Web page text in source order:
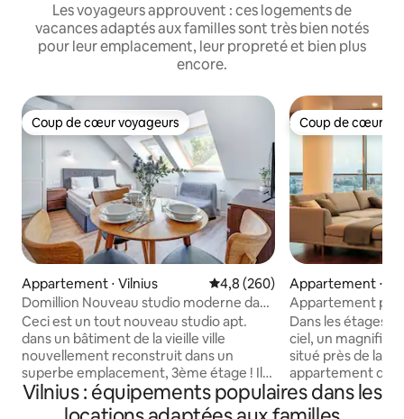
Les voyageurs approuvent : ces logements de
vacances adaptés aux familles sont très bien notés
pour leur emplacement, leur propreté et bien plus
encore.
Coup de cœur voyageurs
Coup de cœur voyageurs
Appartement ⋅ Vilnius Évaluation moyenne sur la
4,8 (260)
Domillion Nouveau studio moderne dans
la vieille ville de Vilnius U2304
Ceci est un tout nouveau studio apt.
dans un bâtiment de la vieille ville
nouvellement reconstruit dans un
superbe emplacement, 3ème étage ! Il
s'agit de l'une des 8 unités résidentielles
de cet immeuble. L'endroit est complet
Coup de cœur
Coup de cœur
Appartement ⋅
Appartement
Vilnius
Dans les étages
ciel, un
situé près de la
appartement de
commerciale
panoramique sur
Vilnius : équipements populaires dans les